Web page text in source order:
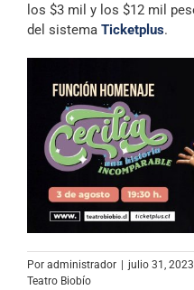
los $3 mil y los $12 mil
del sistema Ticketplus.
Por administrador julio 31, 2023
Teatro Biobío